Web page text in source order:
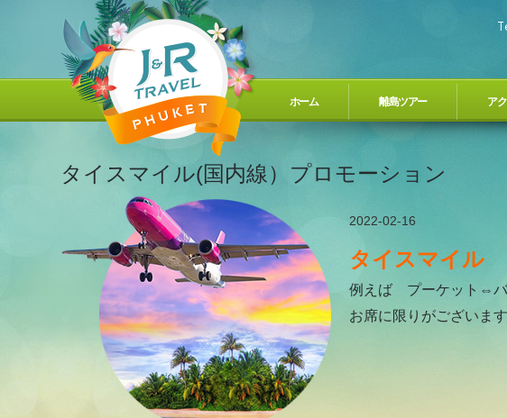
ホーム 離島ツアー ア
タイスマイル(国内線）プロモーション
2022-02-16
タイスマイル
例えば プーケット⇔バ
お席に限りがございま